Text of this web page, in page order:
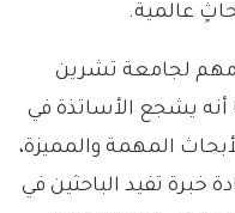
عالمية.
مهم لجامعة تشرين
أنه يشجع الأساتذة في
المهمة والمميزة،
خبرة تفيد الباحثين في